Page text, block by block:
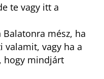
te vagy itt a
Balatonra mész, ha
valamit, vagy ha a
hogy mindjárt